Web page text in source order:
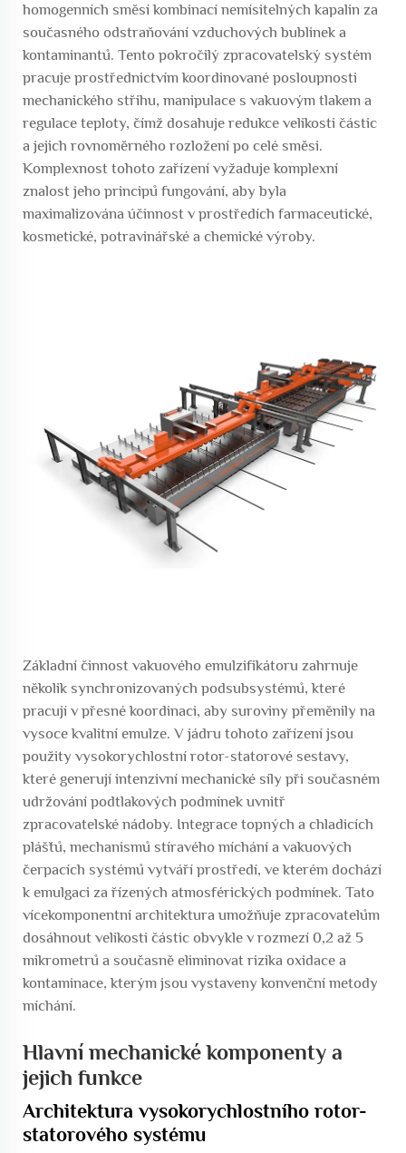
homogenních směsí kombinací nemísitelných kapalin za
současného odstraňování vzduchových bublinek a
kontaminantů. Tento pokročilý zpracovatelský systém
pracuje prostřednictvím koordinované posloupnosti
mechanického střihu, manipulace s vakuovým tlakem a
regulace teploty, čímž dosahuje redukce velikosti částic
a jejich rovnoměrného rozložení po celé směsi.
Komplexnost tohoto zařízení vyžaduje komplexní
znalost jeho principů fungování, aby byla
maximalizována účinnost v prostředích farmaceutické,
kosmetické, potravinářské a chemické výroby.
Základní činnost vakuového emulzifikátoru zahrnuje
několik synchronizovaných podsubsystémů, které
pracují v přesné koordinaci, aby suroviny přeměnily na
vysoce kvalitní emulze. V jádru tohoto zařízení jsou
použity vysokorychlostní rotor-statorové sestavy,
které generují intenzivní mechanické síly při současném
udržování podtlakových podmínek uvnitř
zpracovatelské nádoby. Integrace topných a chladicích
plášťů, mechanismů stíravého míchání a vakuových
čerpacích systémů vytváří prostředí, ve kterém dochází
k emulgaci za řízených atmosférických podmínek. Tato
vícekomponentní architektura umožňuje zpracovatelům
dosáhnout velikosti částic obvykle v rozmezí 0,2 až 5
mikrometrů a současně eliminovat rizika oxidace a
kontaminace, kterým jsou vystaveny konvenční metody
míchání.
Hlavní mechanické komponenty a
jejich funkce
Architektura vysokorychlostního rotor-
statorového systému